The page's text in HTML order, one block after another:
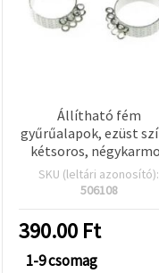
Állítható fém
gyűrűalapok, ezüst
kétsoros,
foglalattal, 10 db
SKU (leltári azonosító):
506108
390.00 Ft
1-9 csomag